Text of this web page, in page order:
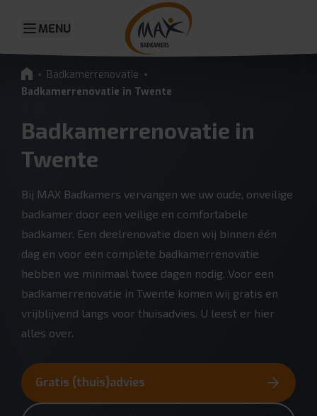
MENU
Badkamerrenovatie
Badkamerrenovatie in Twente
Badkamerrenovatie in
Twente
Bij MAX Badkamers vervangen we uw oude, onveilige
badkamer door een veilige en comfortabele
badkamer. Een deelrenovatie doen wij binnen één
dag en voor een complete badkamerrenovatie
hebben we minimaal twee dagen nodig. Voor een
badkamerrenovatie in Twente komen wij gratis en
vrijblijvend langs voor thuisadvies. U leest er hier
alles over.
Gratis (thuis)advies